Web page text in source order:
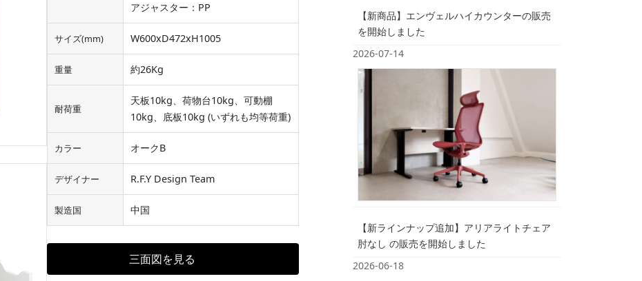
アジャスター：PP
サイズ(mm) W600xD472xH1005
重量 約26Kg
耐荷重
天板10kg、荷物台10kg、可動棚
10kg、底板10kg (いずれも均等荷重)
カラー オークB
デザイナー R.F.Y Design Team
製造国 中国
三面図を見る
【新商品】エンヴェルハイカウンターの販売
を開始しました
2026-07-14
【新ラインナップ追加】アリアライトチェア
肘なし の販売を開始しました
2026-06-18